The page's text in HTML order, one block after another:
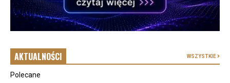
AKTUALNOŚCI WSZYSTKIE
Polecane